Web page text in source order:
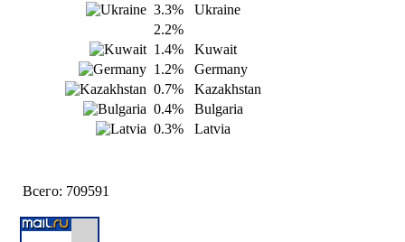
3.3%
Ukraine
2.2%
1.4%
Kuwait
1.2%
Germany
0.7%
Kazakhstan
0.4%
Bulgaria
0.3%
Latvia
Всего: 709591